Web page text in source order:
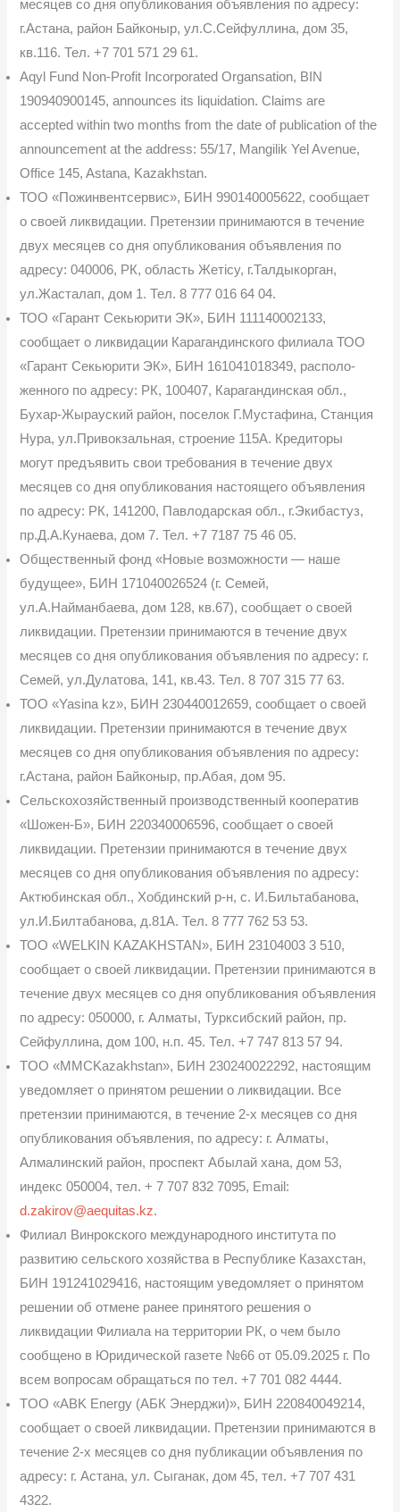
месяцев со дня опубликования объявления по адресу:
г.Астана, район Байконыр, ул.С.Сейфуллина, дом 35,
кв.116. Тел. +7 701 571 29 61.
Aqyl Fund Non-Profit Incorporated Organsation, BIN
190940900145, announces its liquidation. Claims are
accepted within two months from the date of publication of the
announcement at the address: 55/17, Mangilik Yel Avenue,
Office 145, Astana, Kazakhstan.
ТОО «Пожинвентсервис», БИН 990140005622, сообщает
о своей ликвидации. Пре­тензии принимаются в течение
двух месяцев со дня опубликования объявления по
адресу: 040006, РК, область Жетісу, г.Талдыкорган,
ул.Жасталап, дом 1. Тел. 8 777 016 64 04.
ТОО «Гарант Секьюрити ЭК», БИН 111140002133,
сообщает о ликвидации Ка­рагандинского филиала ТОО
«Гарант Секьюрити ЭК», БИН 161041018349, располо­
женного по адресу: РК, 100407, Карагандинская обл.,
Бухар-Жырауский район, поселок Г.Мустафина, Станция
Нура, ул.Привокзальная, строение 115А. Кредиторы
могут предъ­явить свои требования в течение двух
месяцев со дня опубликования настоящего объяв­ления
по адресу: РК, 141200, Павлодарская обл., г.Экибастуз,
пр.Д.А.Кунаева, дом 7. Тел. +7 7187 75 46 05.
Общественный фонд «Новые возможности — наше
будущее», БИН 171040026524 (г. Семей,
ул.А.Найманбаева, дом 128, кв.67), сообщает о своей
ликвидации. Претензии принимаются в течение двух
месяцев со дня опубликования объявления по адресу: г.
Семей, ул.Дулатова, 141, кв.43. Тел. 8 707 315 77 63.
ТОО «Yasina kz», БИН 230440012659, сообщает о своей
ликвидации. Претензии принимаются в течение двух
месяцев со дня опубликования объявления по адресу:
г.Астана, район Байконыр, пр.Абая, дом 95.
Сельскохозяйственный производственный кооператив
«Шожен-Б», БИН 220340006596, сообщает о своей
ликвидации. Претензии принимаются в течение двух
месяцев со дня опубликования объявления по адресу:
Актюбинская обл., Хобдинский р-н, с. И.Бильтабанова,
ул.И.Билтабанова, д.81А. Тел. 8 777 762 53 53.
ТОО «WELKIN KAZAKHSTAN», БИН 23104003 3 510,
сообщает о своей ликви­дации. Претензии принимаются в
течение двух месяцев со дня опубликования объявле­ния
по адресу: 050000, г. Алматы, Турксибский район, пр.
Сейфуллина, дом 100, н.п. 45. Тел. +7 747 813 57 94.
TOO «MMCKazakhstan», БИН 230240022292, настоящим
уведомляет о принятом решении о ликвидации. Все
претензии принимаются, в течение 2-х месяцев со дня
опубли­кования объявления, по адресу: г. Алматы,
Алмалинский район, проспект Абылай хана, дом 53,
индекс 050004, тел. + 7 707 832 7095, Email:
d.zakirov@aequitas.kz.
Филиал Винрокского международного института по
развитию сельского хозяйства в Республике Казахстан,
БИН 191241029416, настоящим уведомляет о принятом
решении об отмене ранее принятого решения о
ликвидации Филиала на территории РК, о чем было
сообщено в Юридической газете №66 от 05.09.2025 г. По
всем вопросам обращаться по тел. +7 701 082 4444.
TOO «ABK Energy (АБК Энерджи)», БИН 220840049214,
сообщает о своей ликви­дации. Претензии принимаются в
течение 2-х месяцев со дня публикации объявления по
адресу: г. Астана, ул. Сыганак, дом 45, тел. +7 707 431
4322.